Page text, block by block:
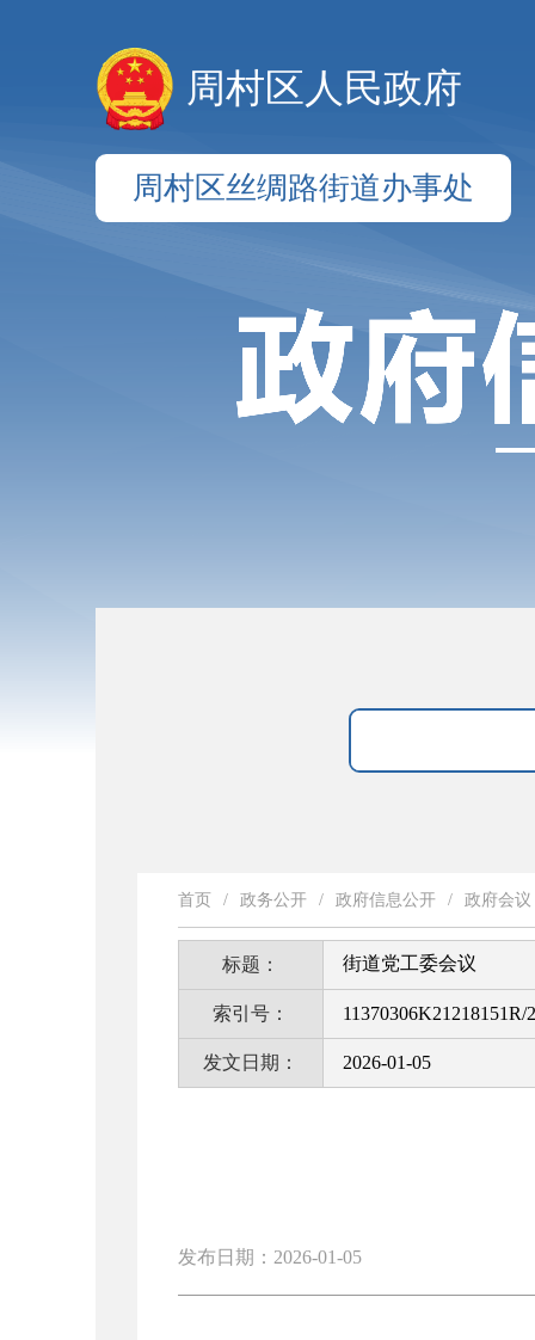
周村区人民政府
周村区丝绸路街道办事处
首页 / 政务公开 / 政府信息公开 / 政府会
标题： 街道党工委会议
索引号： 11370306K21218151R/
发文日期： 2026-01-05
发布日期：2026-01-05